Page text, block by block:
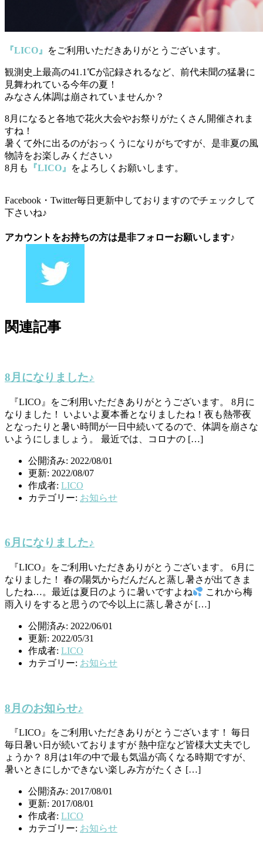
『LICO』 をご利用いただきありがとうございます。
観測史上最高の41.1℃が記録されるなど、前代未聞の猛暑に
見舞われている今年の夏！
みなさん体調は崩されていませんか？
8月になると各地で花火大会やお祭りがたくさん開催されま
すね！
暑くて外に出るのがおっくうになりがちですが、是非夏の風
物詩をお楽しみください♪
8月も
『LICO』 をよろしくお願いします。
Facebook・Twitter毎日更新中しておりますのでチェックして
下さいね♪
アカウントをお持ちの方は是非フォローお願いします♪
関連記事
8月になりました♪
『LICO』をご利用いただきありがとうございます。 8月に
なりました！ いよいよ夏本番となりましたね！夜も熱帯夜
となったりと暑い時間が一日中続いてるので、体調を崩さな
いようにしましょう。 最近では、コロナの […]
公開済み: 2022/08/01
更新: 2022/08/07
作成者: LICO
カテゴリー: お知らせ
6月になりました♪
『LICO』をご利用いただきありがとうございます。 6月に
なりました！ 春の陽気からだんだんと蒸し暑さが出てきま
したね…。最近は夏日のように暑いですよね
これから梅
雨入りをすると思うので今以上に蒸し暑さが […]
公開済み: 2022/06/01
更新: 2022/05/31
作成者: LICO
カテゴリー: お知らせ
8月のお知らせ♪
『LICO』をご利用いただきありがとうございます！ 毎日
毎日暑い日が続いておりますが 熱中症など皆様大丈夫でし
ょうか？ 8月は1年の中で最も気温が高くなる時期ですが、
暑いときにしかできない楽しみ方がたくさ […]
公開済み: 2017/08/01
更新: 2017/08/01
作成者: LICO
カテゴリー: お知らせ